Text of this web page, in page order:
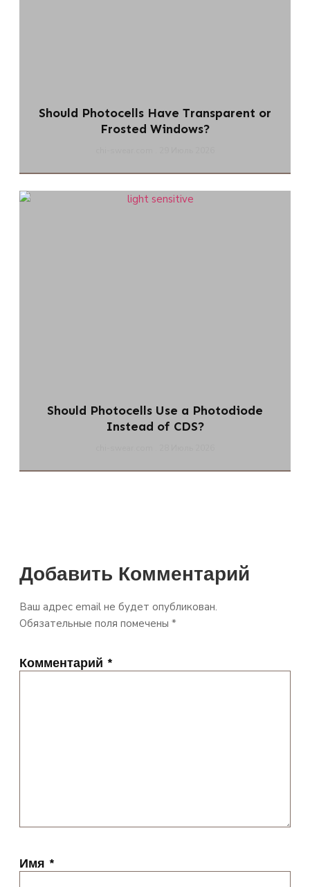
Should Photocells Have Transparent or
Frosted Windows?
Should Photocells Use a Photodiode
Instead of CDS?
Добавить Комментарий
Ваш адрес email не будет опубликован.
Обязательные поля помечены *
Комментарий *
Имя *